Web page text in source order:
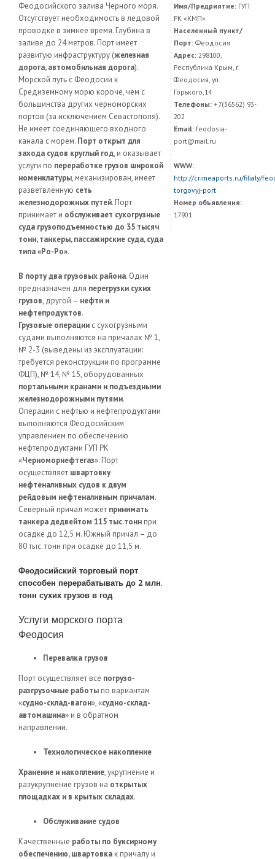
Феодосийского залива Черного моря.
Отсутствует необходимость в ледовой
проводке в зимнее время. Глубина в
заливе до 24 метров. Порт имеет
развитую инфраструктуру (железная
дорога, автомобильная дорога).
Морской путь с Феодосии к
Средиземному морю короче, чем с
большинства других черноморских
портов (за исключением Севастополя).
Не имеет соединяющего входного
канала с морем. Порт открыт для
захода судов круглый год, и оказывает
услуги по переработке грузов широкой
номенклатуры, механизирован, имеет
разветвлённую сеть
железнодорожных путей. Порт
принимает и обслуживает сухогрузные
суда грузоподъемностью до 35 тысяч
тонн, танкеры, пассажирские суда, суда
типа «Ро-Ро».
В порту два грузовых района. Один
предназначен для перегрузки сухих
грузов, другой – нефти и
нефтепродуктов.
Грузовые операции с сухогрузными
судами выполняются на причалах № 1,
№ 2-3 (выведены из эксплуатации:
требуется реконструкции по программе
ФЦП), № 14, № 15, оборудованных
портальными кранами и подъездными
железнодорожными путями.
Операции с нефтью и нефтепродуктами
выполняются Феодосийским
управлением по обеспечению
нефтепродуктами ГУП РК
«Черноморнефтегаз». Порт
осуществляет швартовку
нефтеналивных судов к двум
рейдовым нефтеналивным причалам.
Северный причал может принимать
танкера дедвейтом 115 тыс.тонн при
осадке до 12,5 м. Южный причал – до
80 тыс. тонн при осадке до 11,5 м.
Феодосийский торговый порт
способен перерабатывать до 2 млн.
тонн сухих грузов в год.
Услуги морского порта
Феодосия
Перевалка грузов
Порт осуществляет все погрузо-
разгрузочные работы по вариантам
«судно-склад-вагон», «судно-склад-
автомашина» и в обратном
направлении.
Технологическое накопление
Хранение и накопление, укрупнение и
разукрупнение грузов на открытых
площадках и в крытых складах.
Обслуживание судов
Качественные работы по буксирному
обеспечению, швартовка к причалу и
Имя/Предриятие:ГУП
РК «КМП»
Населенный пункт/
Порт:Феодосия
Адрес:298100,
Республика Крым, г.
Феодосия, ул.
Горького,14
Телефоны:+7(36562) 93-
202
Email:feodosia-
port@mail.ru
WWW:
http://crimeaports.ru/filialy/
torgovyj-port
Номер объявления:
17901